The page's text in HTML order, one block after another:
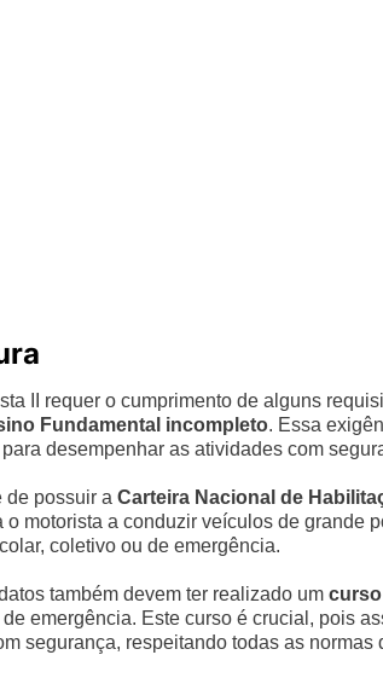
II requer o cumprimento de alguns
Fundamental incompleto. Essa
desempenhar as atividades com
de possuir a Carteira Nacional de
motorista a conduzir veículos de grande
coletivo ou de emergência.
também devem ter realizado um
emergência. Este curso é crucial, pois
segurança, respeitando todas as normas